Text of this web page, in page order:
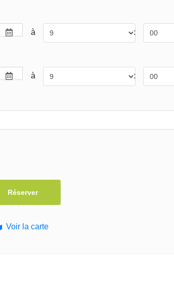
Voir la carte
à :
à :